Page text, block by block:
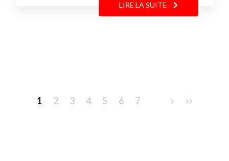
LIRE LA SUITE
1 2 3 4 5 6 7